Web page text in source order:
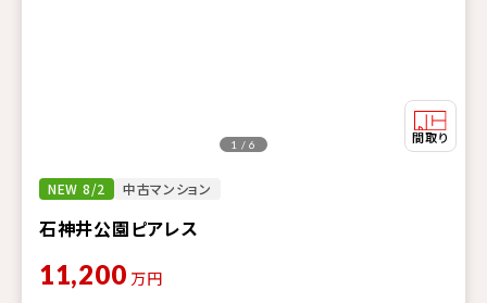
NEW 8/2 中古マンション
石神井公園ピアレス
1 / 6
11,200 万円